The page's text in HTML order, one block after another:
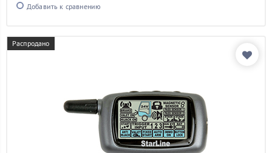
Добавить к сравнению
Распродано